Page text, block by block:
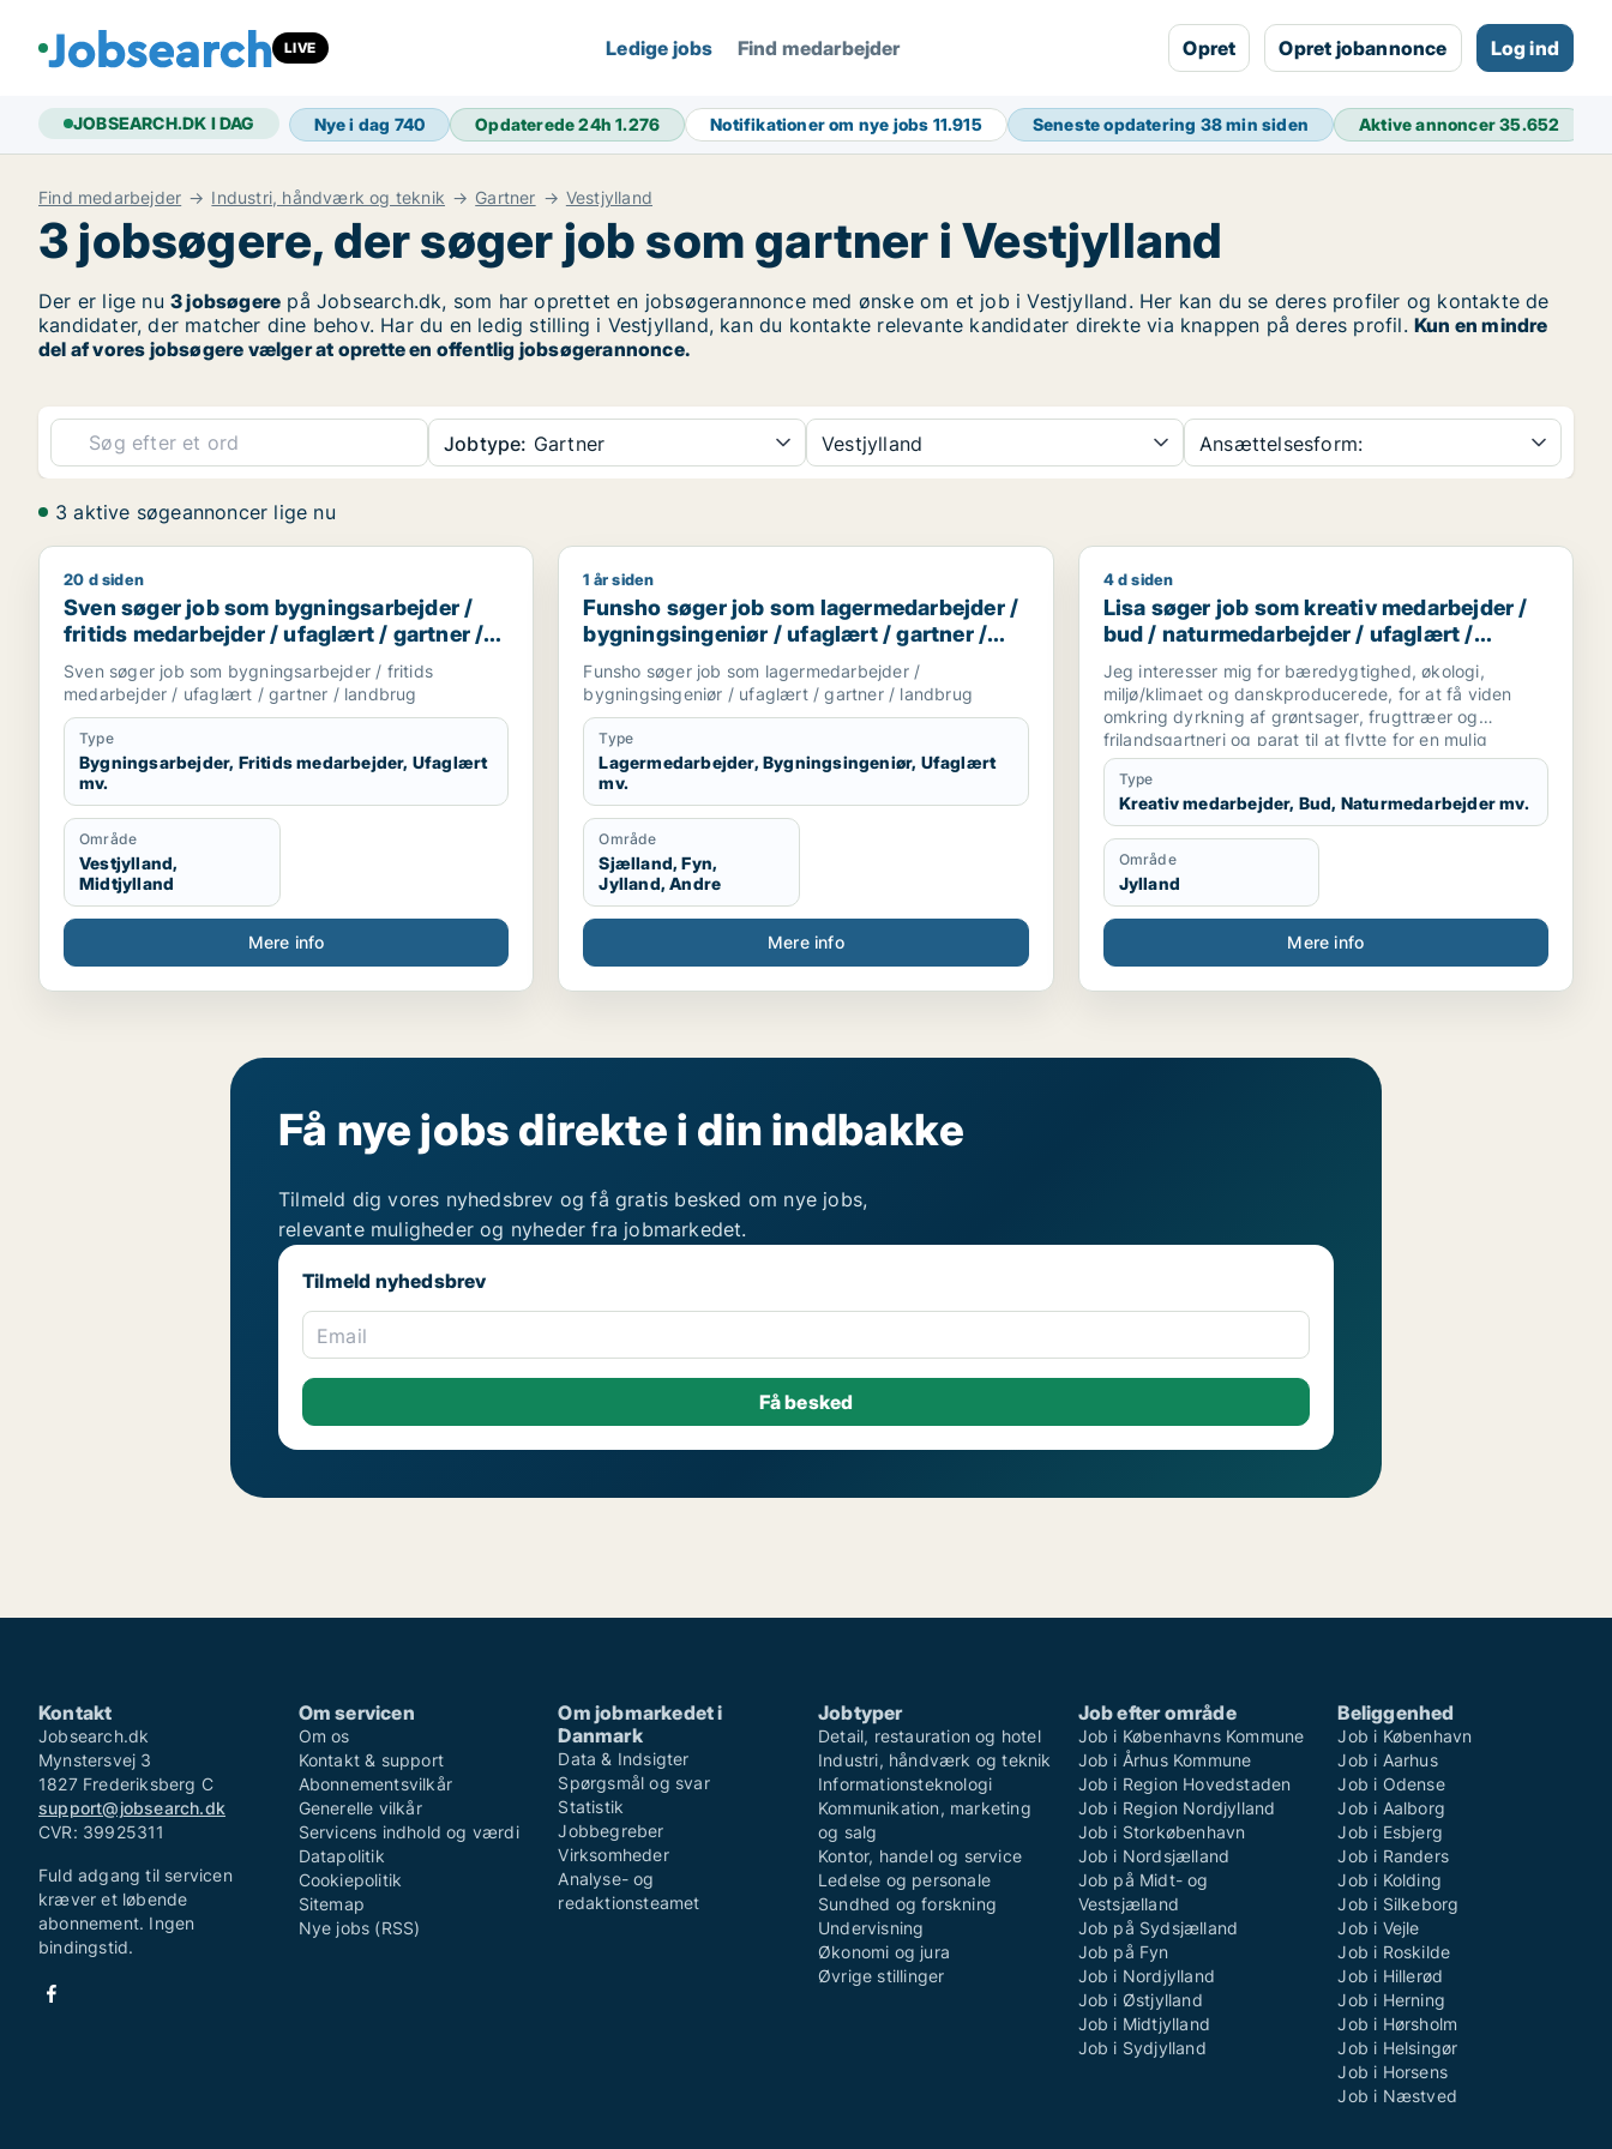
LIVE Ledige jobs Find medarbejder Opret Opret jobannonce Log ind
JOBSEARCH.DK I DAG Nye i dag 740 Opdaterede 24h1.276 Notifikationer om nye jobs 11.915 Seneste opdatering 38 min siden Aktive annoncer35.652
Find medarbejder Industri, håndværk og teknik Gartner Vestjylland
3 jobsøgere, der søger job som gartner i Vestjylland
Der er lige nu 3 jobsøgere på Jobsearch.dk, som har oprettet en jobsøgerannonce med ønske om et job i Vestjylland. Her kan du se deres profiler og kontakte de
kandidater, der matcher dine behov. Har du en ledig stilling i Vestjylland, kan du kontakte relevante kandidater direkte via knappen på deres profil.Kun en mindre
del af vores jobsøgere vælger at oprette en offentlig jobsøgerannonce.
Jobtype: Gartner Vestjylland Ansættelsesform:
3 aktive søgeannoncer lige nu
Sven søger job som bygningsarbejder / fritids medarbejder / ufaglært / gartner / landbrug
20 d siden
Sven søger job som bygningsarbejder /
fritids medarbejder / ufaglært / gartner /
landbrug
Sven søger job som bygningsarbejder / fritids
medarbejder / ufaglært / gartner / landbrug
Type
Bygningsarbejder, Fritids medarbejder, Ufaglært
mv.
Område
Vestjylland,
Midtjylland
Mere info
Funsho søger job som lagermedarbejder / bygningsingeniør / ufaglært / gartner / landbrug
1 år siden
Funsho søger job som lagermedarbejder /
bygningsingeniør / ufaglært / gartner /
landbrug
Funsho søger job som lagermedarbejder /
bygningsingeniør / ufaglært / gartner / landbrug
Type
Lagermedarbejder, Bygningsingeniør, Ufaglært
mv.
Område
Sjælland, Fyn,
Jylland, Andre
Mere info
Lisa søger job som kreativ medarbejder / bud /
4 d siden
Lisa søger job som kreativ medarbejder /
bud / naturmedarbejder / ufaglært /
gartner
Jeg interesser mig for bæredygtighed, økologi,
miljø/klimaet og danskproducerede, for at få viden
omkring dyrkning af grøntsager, frugttræer og
frilandsgartneri og parat til at flytte for en mulig
praktikplads.
Jeg er mødestabil, pligtopfyldende, fleksibel og
hjælpsom. Jeg er ikke bange for at give en hånd
ekstra.
Type
Kreativ medarbejder, Bud, Naturmedarbejder mv.
Område
Jylland
Mere info
Få nye jobs direkte i din indbakke
Tilmeld dig vores nyhedsbrev og få gratis besked om nye jobs,
relevante muligheder og nyheder fra jobmarkedet.
Tilmeld nyhedsbrev
Email
Kontakt
Jobsearch.dk
Mynstersvej 3
1827 Frederiksberg C
support@jobsearch.dk
CVR: 39925311
Fuld adgang til servicen
kræver et løbende
abonnement. Ingen
bindingstid.
Om servicen
Om os
Kontakt & support
Abonnementsvilkår
Generelle vilkår
Servicens indhold og værdi
Datapolitik
Cookiepolitik
Sitemap
Nye jobs (RSS)
Om jobmarkedet i
Danmark
Data & Indsigter
Spørgsmål og svar
Statistik
Jobbegreber
Virksomheder
Analyse- og
redaktionsteamet
Jobtyper
Detail, restauration og hotel
Industri, håndværk og teknik
Informationsteknologi
Kommunikation, marketing
og salg
Kontor, handel og service
Ledelse og personale
Sundhed og forskning
Undervisning
Økonomi og jura
Øvrige stillinger
Job efter område
Job i Københavns Kommune
Job i Århus Kommune
Job i Region Hovedstaden
Job i Region Nordjylland
Job i Storkøbenhavn
Job i Nordsjælland
Job på Midt- og
Vestsjælland
Job på Sydsjælland
Job på Fyn
Job i Nordjylland
Job i Østjylland
Job i Midtjylland
Job i Sydjylland
Beliggenhed
Job i København
Job i Aarhus
Job i Odense
Job i Aalborg
Job i Esbjerg
Job i Randers
Job i Kolding
Job i Silkeborg
Job i Vejle
Job i Roskilde
Job i Hillerød
Job i Herning
Job i Hørsholm
Job i Helsingør
Job i Horsens
Job i Næstved